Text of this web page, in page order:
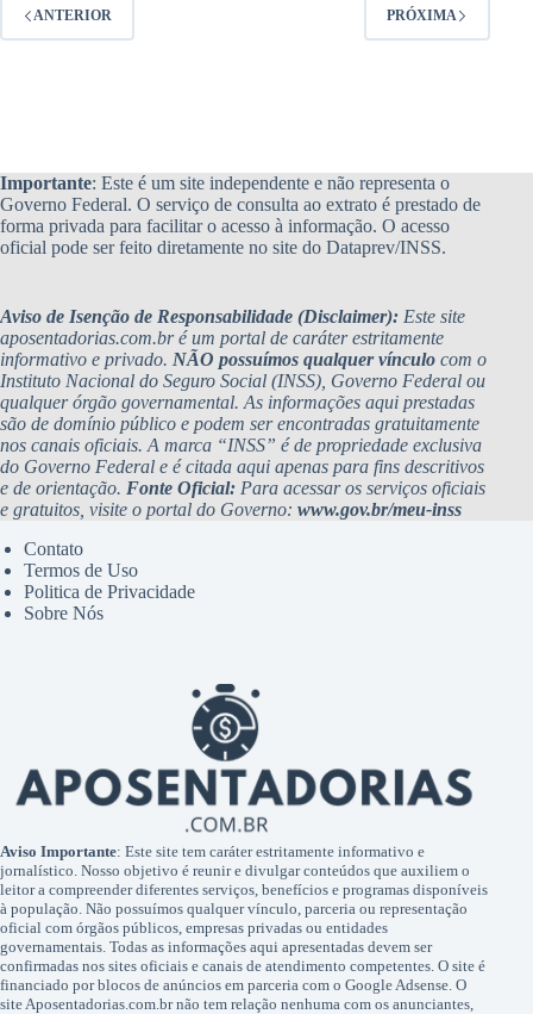
ANTERIOR PRÓXIMA
Importante: Este é um site independente e não representa o
Governo Federal. O serviço de consulta ao extrato é prestado de
forma privada para facilitar o acesso à informação. O acesso
oficial pode ser feito diretamente no site do Dataprev/INSS.
Aviso de Isenção de Responsabilidade (Disclaimer): Este site
aposentadorias.com.br é um portal de caráter estritamente
informativo e privado. NÃO possuímos qualquer vínculo com o
Instituto Nacional do Seguro Social (INSS), Governo Federal ou
qualquer órgão governamental. As informações aqui prestadas
são de domínio público e podem ser encontradas gratuitamente
nos canais oficiais. A marca “INSS” é de propriedade exclusiva
do Governo Federal e é citada aqui apenas para fins descritivos
e de orientação. Fonte Oficial: Para acessar os serviços oficiais
e gratuitos, visite o portal do Governo: www.gov.br/meu-inss
Contato
Termos de Uso
Politica de Privacidade
Sobre Nós
Aviso Importante: Este site tem caráter estritamente informativo e
jornalístico. Nosso objetivo é reunir e divulgar conteúdos que auxiliem o
leitor a compreender diferentes serviços, benefícios e programas disponíveis
à população. Não possuímos qualquer vínculo, parceria ou representação
oficial com órgãos públicos, empresas privadas ou entidades
governamentais. Todas as informações aqui apresentadas devem ser
confirmadas nos sites oficiais e canais de atendimento competentes. O site é
financiado por blocos de anúncios em parceria com o Google Adsense. O
site Aposentadorias.com.br não tem relação nenhuma com os anunciantes,